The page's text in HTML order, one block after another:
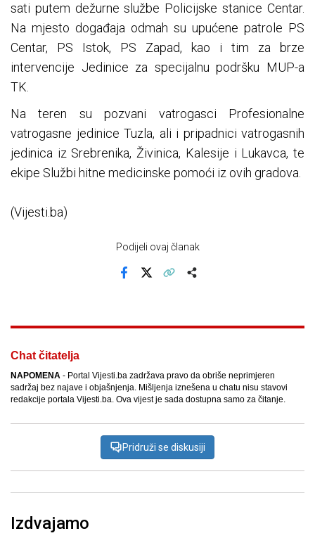
sati putem dežurne službe Policijske stanice Centar.
Na mjesto događaja odmah su upućene patrole PS
Centar, PS Istok, PS Zapad, kao i tim za brze
intervencije Jedinice za specijalnu podršku MUP-a
TK.
Na teren su pozvani vatrogasci Profesionalne
vatrogasne jedinice Tuzla, ali i pripadnici vatrogasnih
jedinica iz Srebrenika, Živinica, Kalesije i Lukavca, te
ekipe Službi hitne medicinske pomoći iz ovih gradova.
(Vijesti.ba)
Podijeli ovaj članak
Chat čitatelja
NAPOMENA - Portal Vijesti.ba zadržava pravo da obriše neprimjeren
sadržaj bez najave i objašnjenja. Mišljenja iznešena u chatu nisu stavovi
redakcije portala Vijesti.ba. Ova vijest je sada dostupna samo za čitanje.
Pridruži se diskusiji
Izdvajamo